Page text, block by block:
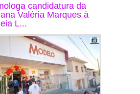
candidatura da
Valéria Marques à
L...